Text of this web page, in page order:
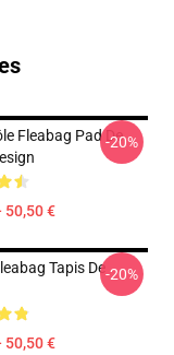
Fleabag Pad De
50,50 €
-20%
Tapis De
50,50 €
-20%